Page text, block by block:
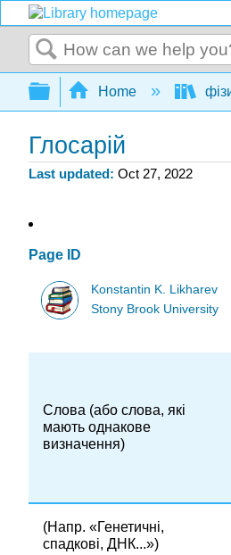
Search
Expand/collapse
Home
Глосарій
Last updated Oct 27, 2022
Page ID
Konstantin K. Likharev
Stony Brook University
Слова (або слова, які
мають однакове
визначення)
(Напр. «Генетичні,
спадкові, ДНК...»)